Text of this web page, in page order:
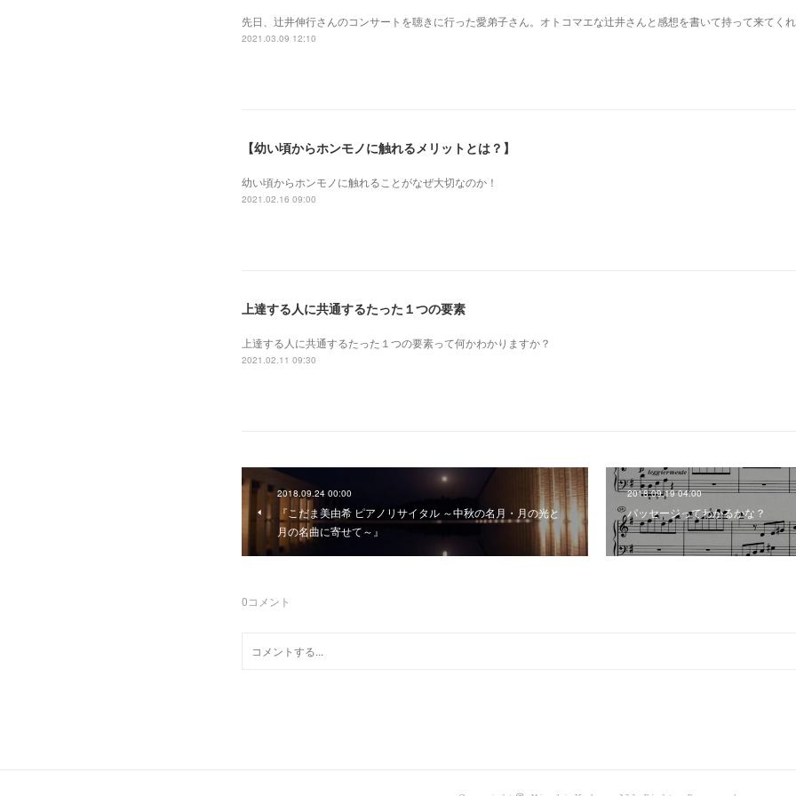
先日、辻井伸行さんのコンサートを 聴きに行った愛弟子さん。 オトコマエな辻井さんと 感想を書いて持って来てく
2021.03.09 12:10
【幼い頃からホンモノに触れるメリットとは？】
幼い頃からホンモノに 触れることがなぜ大切なのか！
2021.02.16 09:00
上達する人に共通するたった１つの要素
上達する人に共通するたった１つの要素って何かわかりますか？
2021.02.11 09:30
2018.09.24 00:00
『こだま美由希 ピアノリサイタル ～中秋の名月・月の光と
月の名曲に寄せて～』
2018.09.19 04:00
パッセージってわかるかな？
0コメント